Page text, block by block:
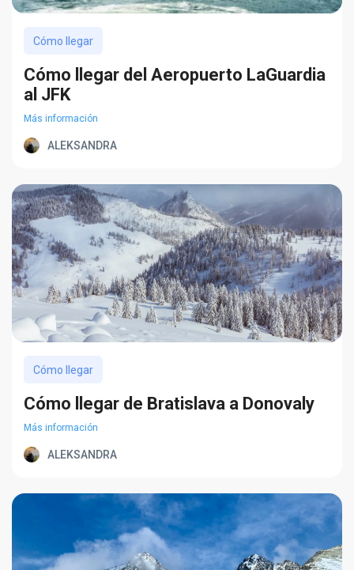
Cómo llegar
Cómo llegar del Aeropuerto LaGuardia
al JFK
Más información
ALEKSANDRA
Cómo llegar
Cómo llegar de Bratislava a Donovaly
Más información
ALEKSANDRA